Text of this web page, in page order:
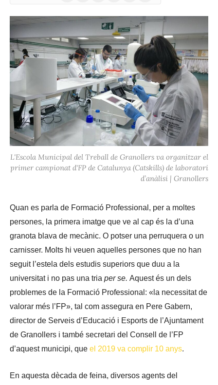
L'Escola Municipal del Treball de Granollers va organitzar el
primer campionat d'FP de Catalunya (Catskills) de laboratori
d’anàlisi | Granollers
Quan es parla de Formació Professional, per a moltes
persones, la primera imatge que ve al cap és la d’una
granota blava de mecànic. O potser una perruquera o un
carnisser. Molts hi veuen aquelles persones que no han
seguit l’estela dels estudis superiors que duu a la
universitat i no pas una tria per se. Aquest és un dels
problemes de la Formació Professional: «la necessitat de
valorar més l’FP», tal com assegura en Pere Gabern,
director de Serveis d’Educació i Esports de l’Ajuntament
de Granollers i també secretari del Consell de l’FP
d’aquest municipi, que el 2019 va complir 10 anys.
En aquesta dècada de feina, diversos agents del